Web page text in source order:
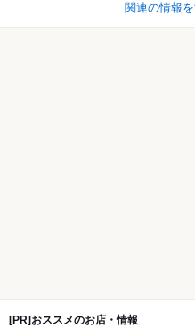
関連の情報
[PR]おススメのお店・情報